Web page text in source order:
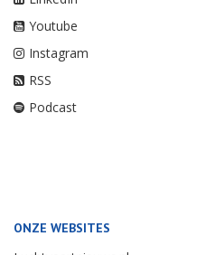
Youtube
Instagram
RSS
Podcast
ONZE WEBSITES